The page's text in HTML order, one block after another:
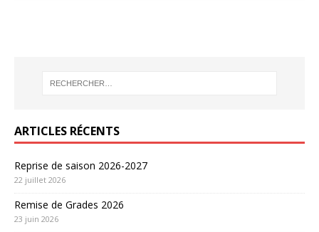
ARTICLES RÉCENTS
Reprise de saison 2026-2027
22 juillet 2026
Remise de Grades 2026
23 juin 2026